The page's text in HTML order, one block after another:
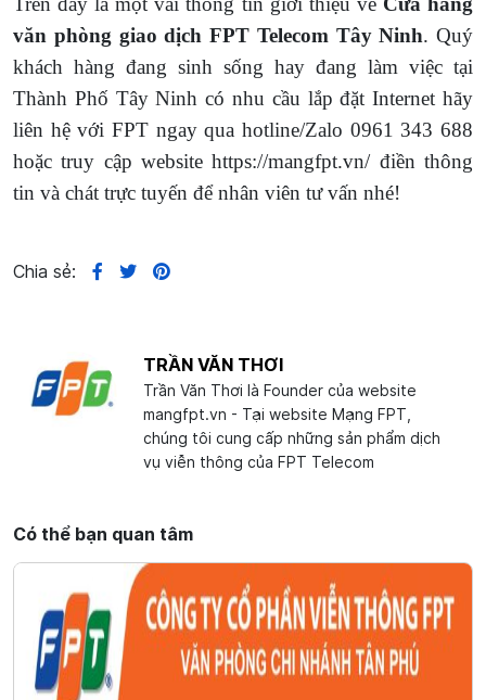
văn phòng giao dịch FPT Telecom Tây Ninh. Quý
khách hàng đang sinh sống hay đang làm việc tại
Thành Phố Tây Ninh có nhu cầu lắp đặt Internet hãy
liên hệ với FPT ngay qua hotline/Zalo 0961 343 688
hoặc truy cập website https://mangfpt.vn/ điền thông
tin và chát trực tuyến để nhân viên tư vấn nhé!
Chia sẻ:
TRẦN VĂN THƠI
Trần Văn Thơi là Founder của website
mangfpt.vn - Tại website Mạng FPT,
chúng tôi cung cấp những sản phẩm dịch
vụ viễn thông của FPT Telecom
Có thể bạn quan tâm